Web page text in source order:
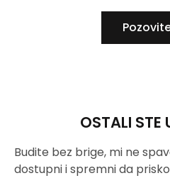
OSTALI STE
Budite bez brige, mi ne
dostupni i spremni da